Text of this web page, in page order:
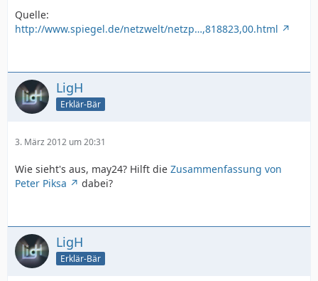
Quelle:
http://www.spiegel.de/netzwelt/netzp…,818823,00.html
LigH
Erklär-Bär
3. März 2012 um 20:31
Wie sieht's aus, may24? Hilft die Zusammenfassung von
Peter Piksa
dabei?
LigH
Erklär-Bär